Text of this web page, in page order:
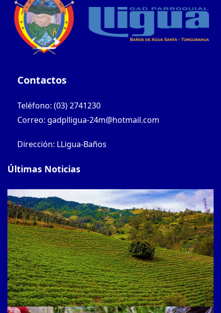
Contactos
Teléfono: (03) 2741230
Correo: gadplligua-24m@hotmail.com
Dirección: LLigua-Baños
Últimas Noticias